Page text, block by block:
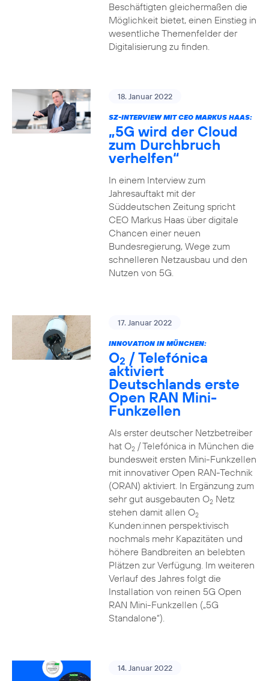
Beschäftigten gleichermaßen die
Möglichkeit bietet, einen Einstieg in
wesentliche Themenfelder der
Digitalisierung zu finden.
18. Januar 2022
SZ-INTERVIEW MIT CEO MARKUS HAAS:
„5G wird der Cloud
zum Durchbruch
verhelfen“
In einem Interview zum
Jahresauftakt mit der
Süddeutschen Zeitung spricht
CEO Markus Haas über digitale
Chancen einer neuen
Bundesregierung, Wege zum
schnelleren Netzausbau und den
Nutzen von 5G.
17. Januar 2022
INNOVATION IN MÜNCHEN:
O2 / Telefónica
aktiviert
Deutschlands erste
Open RAN Mini-
Funkzellen
Als erster deutscher Netzbetreiber
hat O2/ Telefónica in München die
bundesweit ersten Mini-Funkzellen
mit innovativer Open RAN-Technik
(ORAN) aktiviert. In Ergänzung zum
sehr gut ausgebauten O2Netz
stehen damit allen O2
Kunden:innen perspektivisch
nochmals mehr Kapazitäten und
höhere Bandbreiten an belebten
Plätzen zur Verfügung. Im weiteren
Verlauf des Jahres folgt die
Installation von reinen 5G Open
RAN Mini-Funkzellen („5G
Standalone“).
14. Januar 2022